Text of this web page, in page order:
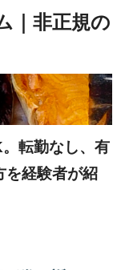
転勤なし、有
を経験者が紹